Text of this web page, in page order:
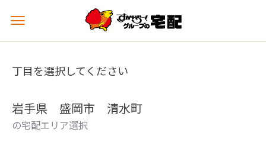
メ
ュ
を
丁目を選択してください
岩手県 盛岡市 清水町
の宅配エリア選択